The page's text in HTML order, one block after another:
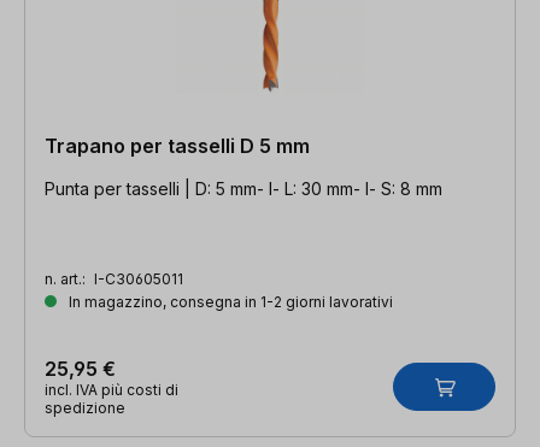
Trapano per tasselli D 5 mm
Punta per tasselli | D: 5 mm- l- L: 30 mm- l- S: 8 mm
n. art.: I-C30605011
In magazzino, consegna in 1-2 giorni lavorativi
25,95 €
incl. IVA più costi di
spedizione